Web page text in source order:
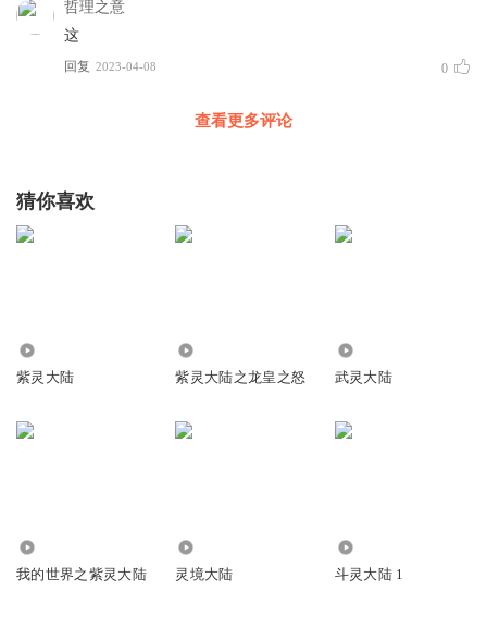
哲理之意
这
回复 2023-04-08 0
查看更多评论
猜你喜欢
紫灵大陆 紫灵大陆之龙皇之怒 武灵大陆
我的世界之紫灵大陆 灵境大陆 斗灵大陆 1